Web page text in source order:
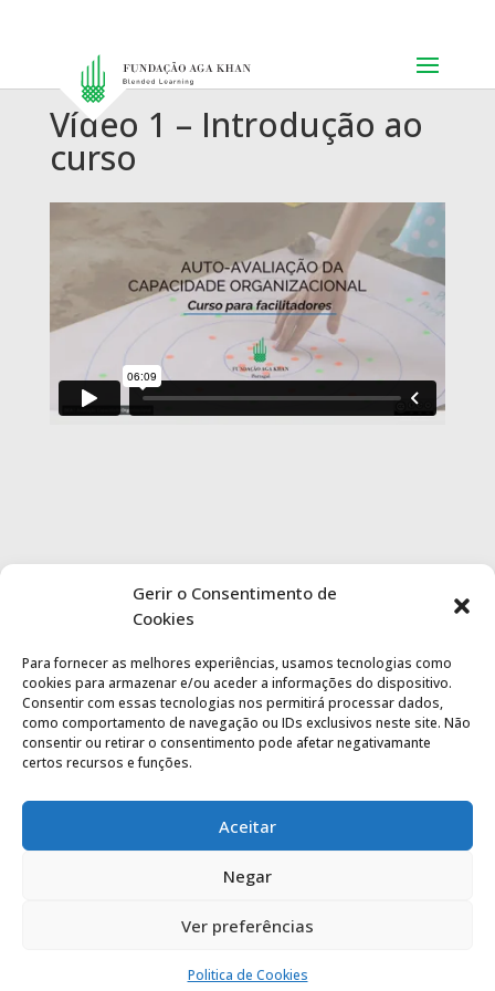
Gerir o Consentimento de
Cookies
Para fornecer as melhores experiências, usamos tecnologias como
cookies para armazenar e/ou aceder a informações do dispositivo.
Consentir com essas tecnologias nos permitirá processar dados,
como comportamento de navegação ou IDs exclusivos neste site. Não
consentir ou retirar o consentimento pode afetar negativamante
certos recursos e funções.
Aceitar
Negar
Ver preferências
Politica de Cookies
Vídeo 1 – Introdução ao
curso
Politica de privacidade